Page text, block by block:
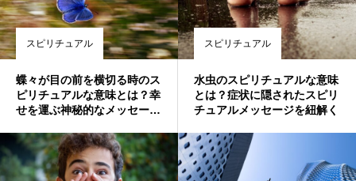
スピリチュアル
蝶々が目の前を横切る時のス
ピリチュアルな意味とは？幸
せを運ぶ神秘的なメッセージ
スピリチュアル
水虫のスピリチュアルな意味
とは？症状に隠されたスピリ
チュアルメッセージを紐解く